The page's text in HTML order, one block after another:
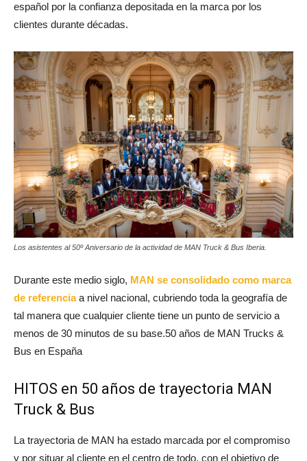
español por la confianza depositada en la marca por los
clientes durante décadas.
Los asistentes al 50º Aniversario de la actividad de MAN Truck & Bus Iberia.
Durante este medio siglo, MAN se consolidado como marca
de referencia a nivel nacional, cubriendo toda la geografía de
tal manera que cualquier cliente tiene un punto de servicio a
menos de 30 minutos de su base.50 años de MAN Trucks &
Bus en España
HITOS en 50 años de trayectoria MAN
Truck & Bus
La trayectoria de MAN ha estado marcada por el compromiso
y por situar al cliente en el centro de todo, con el objetivo de